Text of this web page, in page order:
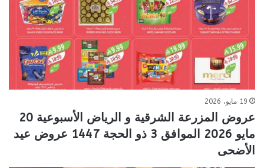
19 مايو، 2026
عروض المزرعة الشرقية و الرياض الأسبوعية 20
مايو 2026 الموافق 3 ذو الحجة 1447 عروض عيد
الأضحى